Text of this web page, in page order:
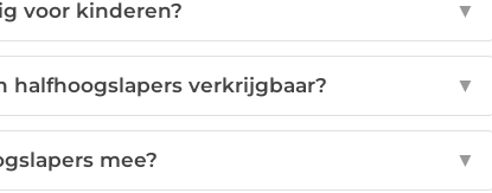
voor kinderen? ▼
halfhoogslapers verkrijgbaar? ▼
mee? ▼